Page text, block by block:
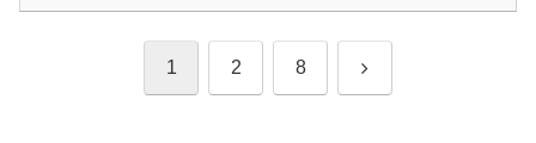
1 2 8 次